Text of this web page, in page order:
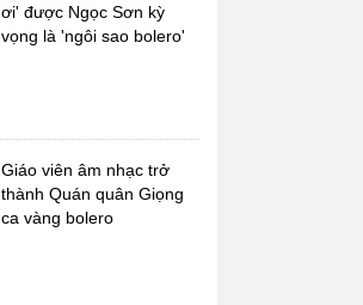
ơi' được Ngọc Sơn kỳ
vọng là 'ngôi sao bolero'
Giáo viên âm nhạc trở
thành Quán quân Giọng
ca vàng bolero